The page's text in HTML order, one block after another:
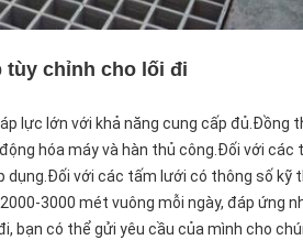
tùy chỉnh cho lối đi
lực lớn với khả năng cung cấp đủ.Đồng
hóa máy và hàn thủ công.Đối với
với các tấm lưới có thông số kỹ
3000 mét vuông mỗi ngày, đáp ứng
bạn có thể gửi yêu cầu của mình cho